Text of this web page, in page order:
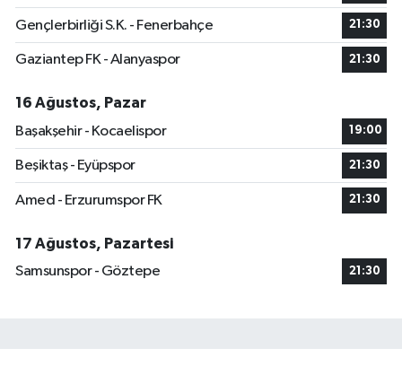
Gençlerbirliği S.K. - Fenerbahçe 21:30
Gaziantep FK - Alanyaspor 21:30
16 Ağustos, Pazar
Başakşehir - Kocaelispor
19:00
Beşiktaş - Eyüpspor 21:30
Amed - Erzurumspor FK 21:30
17 Ağustos, Pazartesi
Samsunspor - Göztepe
21:30